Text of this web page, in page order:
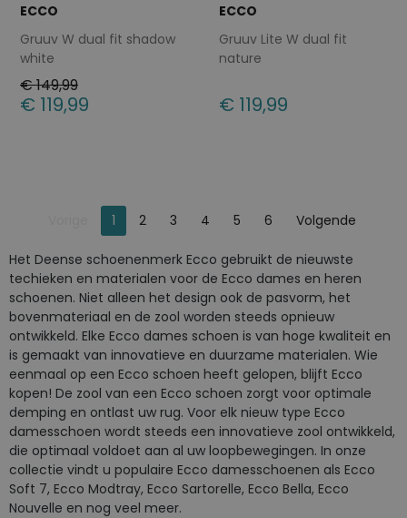
ECCO
Gruuv W dual fit shadow
white
€ 149,99
€ 119,99
ECCO
Gruuv Lite W dual fit
nature
€ 119,99
Je bent op pagina
1 2 3 4 5 6 Volgende
Het Deense schoenenmerk Ecco gebruikt de nieuwste
techieken en materialen voor de Ecco dames en heren
schoenen. Niet alleen het design ook de pasvorm, het
bovenmateriaal en de zool worden steeds opnieuw
ontwikkeld. Elke Ecco dames schoen is van hoge kwaliteit en
is gemaakt van innovatieve en duurzame materialen. Wie
eenmaal op een Ecco schoen heeft gelopen, blijft Ecco
kopen! De zool van een Ecco schoen zorgt voor optimale
demping en ontlast uw rug. Voor elk nieuw type Ecco
damesschoen wordt steeds een innovatieve zool ontwikkeld,
die optimaal voldoet aan al uw loopbewegingen. In onze
collectie vindt u populaire Ecco damesschoenen als Ecco
Soft 7, Ecco Modtray, Ecco Sartorelle, Ecco Bella, Ecco
Nouvelle en nog veel meer.